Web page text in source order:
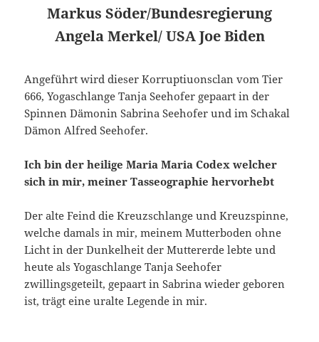
Markus Söder/Bundesregierung
Angela Merkel/ USA Joe Biden
Angeführt wird dieser Korruptiuonsclan vom Tier
666, Yogaschlange Tanja Seehofer gepaart in der
Spinnen Dämonin Sabrina Seehofer und im Schakal
Dämon Alfred Seehofer.
Ich bin der heilige Maria Maria Codex welcher
sich in mir, meiner Tasseographie hervorhebt
Der alte Feind die Kreuzschlange und Kreuzspinne,
welche damals in mir, meinem Mutterboden ohne
Licht in der Dunkelheit der Muttererde lebte und
heute als Yogaschlange Tanja Seehofer
zwillingsgeteilt, gepaart in Sabrina wieder geboren
ist, trägt eine uralte Legende in mir.